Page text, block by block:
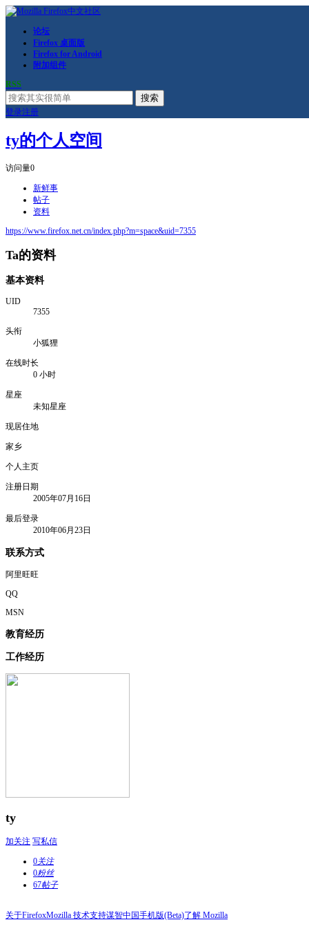
论坛
Firefox 桌面版
Firefox for Android
附加组件
RSS
搜索
登录注册
ty的个人空间
访问量0
新鲜事
帖子
资料
https://www.firefox.net.cn/index.php?m=space&uid=7355
Ta的资料
基本资料
UID
7355
头衔
小狐狸
在线时长
0 小时
星座
未知星座
现居住地
家乡
个人主页
注册日期
2005年07月16日
最后登录
2010年06月23日
联系方式
阿里旺旺
QQ
MSN
教育经历
工作经历
ty
加关注 写私信
0关注
0粉丝
67帖子
关于FirefoxMozilla 技术支持谋智中国手机版(Beta)了解 Mozilla